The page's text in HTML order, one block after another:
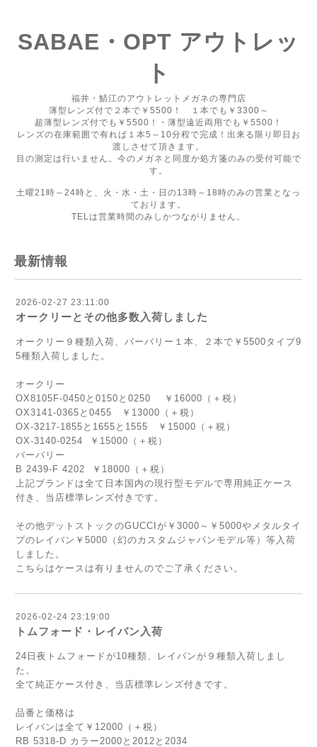
SABAE・OPT アウトレッ
ト
福井・鯖江のアウトレットメガネの専門店
薄型レンズ付で２本で￥5500！ １本でも￥3300～
超薄型レンズ付でも￥5500！・薄型遠近両用でも￥5500！
レンズの在庫範囲で有れば１本5～10分程で完成！出来る限り即日お
渡しさせて頂きます。
目の測定は行いません。今のメガネと同度か処方箋のみの受付可能で
す。
土曜21時～24時と、火・水・土・日の13時～18時のみの営業となっ
ております。
TELは営業時間のみしかつながりません。
最新情報
2026-02-27 23:11:00
オークリーとその他多数入荷しました
オークリー９種類入荷、バーバリー１本、２本で￥5500タイプ9
5種類入荷しました。
オークリー
OX8105F-0450と0150と0250 ￥16000（＋税）
OX3141-0365と0455 ￥13000（＋税）
OX-3217-1855と1655と1555 ￥15000（＋税）
OX-3140-0254 ￥15000（＋税）
バーバリー
B 2439-F 4202 ￥18000（＋税）
上記ブランドは全て日本国内の現行型モデルで専用純正ケース
付き、当店標準レンズ付きです。
その他デットストックのGUCCIが￥3000～￥5000やメタルタイ
プのレイバン￥5000（幻のカスタムジャパンモデル等）等入荷
しました。
こちらはケースは有りませんのでご了承ください。
2026-02-24 23:19:00
トムフォード・レイバン入荷
24日夜トムフォードが10種類、レイバンが９種類入荷しまし
た。
全て純正ケース付き、当店標準レンズ付きです。
品番と価格は
レイバンは全て￥12000（＋税）
RB 5318-D カラー2000と2012と2034